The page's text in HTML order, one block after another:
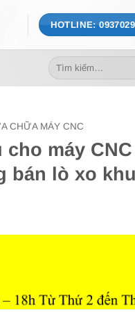
HOTLINE:
Tìm
kiếm:
CHỮA MÁY CNC
máy
bán lò xo